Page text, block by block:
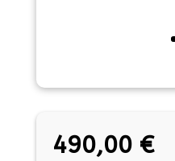
490,00 €